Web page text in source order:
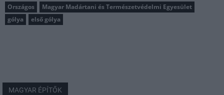
Országos
Magyar Madártani és Természetvédelmi Egyesület
gólya
első gólya
MAGYAR ÉPÍTŐK